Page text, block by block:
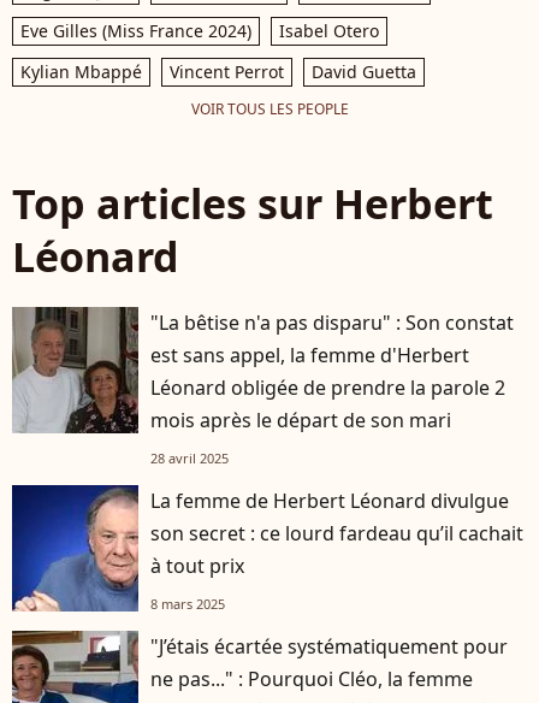
Eve Gilles (Miss France 2024)
Isabel Otero
Kylian Mbappé
Vincent Perrot David Guetta
VOIR TOUS LES PEOPLE
Top articles sur Herbert
Léonard
"La bêtise n'a pas disparu" : Son constat
est sans appel, la femme d'Herbert
Léonard obligée de prendre la parole 2
mois après le départ de son mari
28 avril 2025
La femme de Herbert Léonard divulgue
son secret : ce lourd fardeau qu’il cachait
à tout prix
8 mars 2025
"J’étais écartée systématiquement pour
ne pas..." : Pourquoi Cléo, la femme